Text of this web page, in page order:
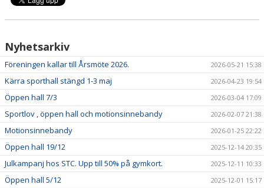
OM KLUBBEN
KONTAKT
KALENDER
BILDGALLERI
DOKUMENT
MATCHER
Nyhetsarkiv
Föreningen kallar till Årsmöte 2026. 2026-05-21 15:38
Kärra sporthall stängd 1-3 maj 2026-04-23 19:54
Öppen hall 7/3 2026-03-04 17:09
Sportlov , öppen hall och motionsinnebandy 2026-02-07 21:38
Motionsinnebandy 2026-01-25 22:22
Öppen hall 19/12 2025-12-14 20:35
Julkampanj hos STC. Upp till 50% på gymkort. 2025-12-11 10:33
Öppen hall 5/12 2025-12-01 15:17